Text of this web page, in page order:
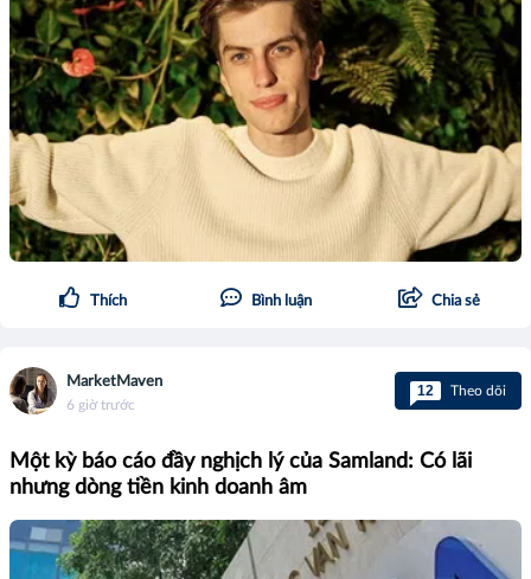
Thích Bình luận Chia sẻ
MarketMaven
6 giờ trước
12 Theo dõi
Một kỳ báo cáo đầy nghịch lý của Samland: Có lãi
nhưng dòng tiền kinh doanh âm